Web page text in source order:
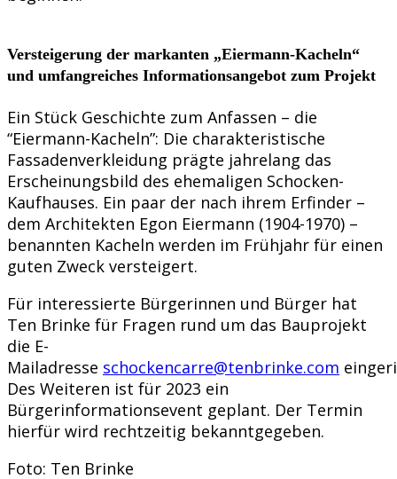
Versteigerung der markanten „Eiermann-Kacheln“
und umfangreiches Informationsangebot zum Projekt
Ein Stück Geschichte zum Anfassen – die
“Eiermann-Kacheln”: Die charakteristische
Fassadenverkleidung prägte jahrelang das
Erscheinungsbild des ehemaligen Schocken-
Kaufhauses. Ein paar der nach ihrem Erfinder –
dem Architekten Egon Eiermann (1904-1970) –
benannten Kacheln werden im Frühjahr für einen
guten Zweck versteigert.
Für interessierte Bürgerinnen und Bürger hat
Ten Brinke für Fragen rund um das Bauprojekt
die E-
Mailadresse schockencarre@tenbrinke.com
Des Weiteren ist für 2023 ein
Bürgerinformationsevent geplant. Der Termin
hierfür wird rechtzeitig bekanntgegeben.
Foto: Ten Brinke